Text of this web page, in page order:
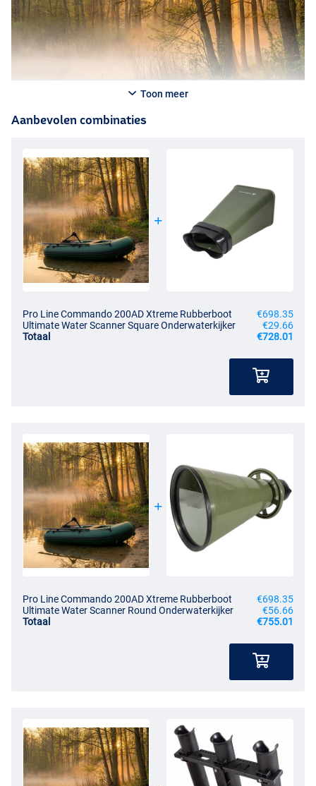
Toon meer
Aanbevolen combinaties
Pro Line Commando 200AD Xtreme Rubberboot
€698.35
Ultimate Water Scanner Square Onderwaterkijker
€29.66
Totaal
€728.01
Pro Line Commando 200AD Xtreme Rubberboot
€698.35
Ultimate Water Scanner Round Onderwaterkijker
€56.66
Totaal
€755.01